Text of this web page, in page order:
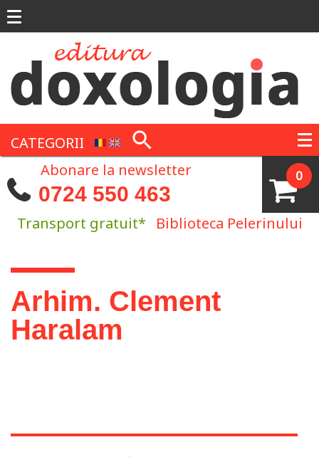
CATEGORII
0
Abonare la newsletter
0724 550 463
Transport gratuit* Biblioteca Pelerinului
Eşti aici
Arhim. Clement
Haralam